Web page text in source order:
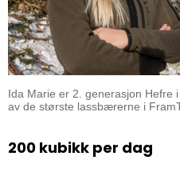
Ida Marie er 2. generasjon Hefre
av de største lassbærerne i
200 kubikk per dag